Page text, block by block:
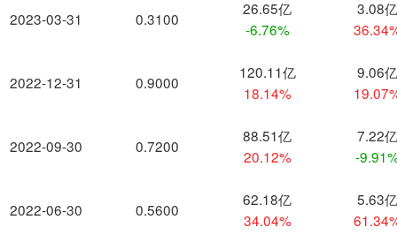
2023-03-31
2022-12-31
2022-09-30
2022-06-30
0.3100
26.65亿
-6.76%
3.08亿
0.9000
120.11亿
18.14%
9.06亿
0.7200
88.51亿
20.12%
7.22亿
-
0.5600
62.18亿
34.04%
5.63亿